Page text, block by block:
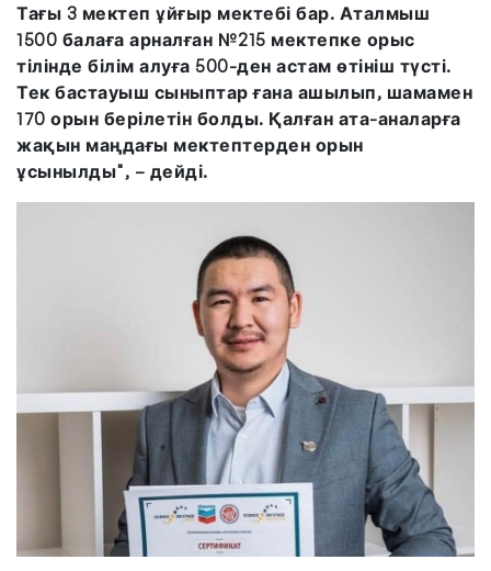
Тағы 3 мектеп ұйғыр мектебі бар. Аталмыш
1500 балаға арналған №215 мектепке орыс
тілінде білім алуға 500-ден астам өтініш түсті.
Тек бастауыш сыныптар ғана ашылып, шамамен
170 орын берілетін болды. Қалған ата-аналарға
жақын маңдағы мектептерден орын
ұсынылды", – дейді.